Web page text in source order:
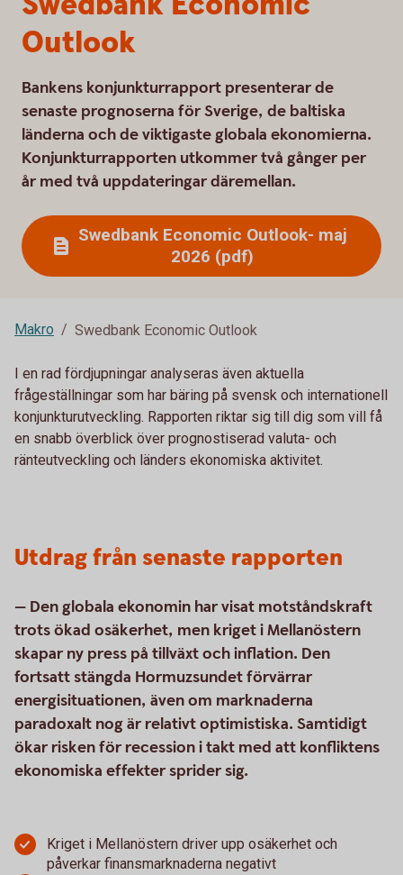
Outlook
Bankens konjunkturrapport presenterar de
senaste prognoserna för Sverige, de baltiska
länderna och de viktigaste globala ekonomierna.
Konjunkturrapporten utkommer två gånger per
år med två uppdateringar däremellan.
Swedbank Economic Outlook- maj
2026 (pdf)
Makro Swedbank Economic Outlook
I en rad fördjupningar analyseras även aktuella
frågeställningar som har bäring på svensk och internationell
konjunkturutveckling. Rapporten riktar sig till dig som vill få
en snabb överblick över prognostiserad valuta- och
ränteutveckling och länders ekonomiska aktivitet.
Utdrag från senaste rapporten
— Den globala ekonomin har visat motståndskraft
trots ökad osäkerhet, men kriget i Mellanöstern
skapar ny press på tillväxt och inflation. Den
fortsatt stängda Hormuzsundet förvärrar
energisituationen, även om marknaderna
paradoxalt nog är relativt optimistiska. Samtidigt
ökar risken för recession i takt med att konfliktens
ekonomiska effekter sprider sig.
Kriget i Mellanöstern driver upp osäkerhet och
påverkar finansmarknaderna negativt